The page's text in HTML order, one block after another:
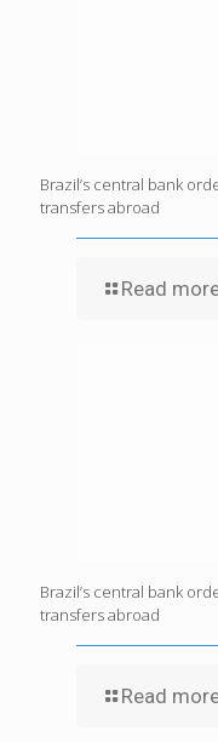
Brazil’s central bank
transfers abroad
Read
Brazil’s central bank
transfers abroad
Read